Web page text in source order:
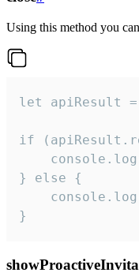
Using this method you
let apiResult
if
} else {
}